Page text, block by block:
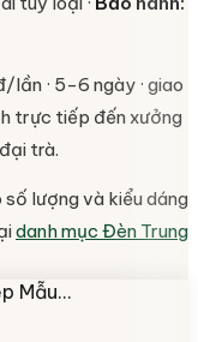
· 5-6 ngày · giao
trực tiếp đến xưởng
trà.
lượng và kiểu dáng
danh mục Đèn Trung
Mẫu…